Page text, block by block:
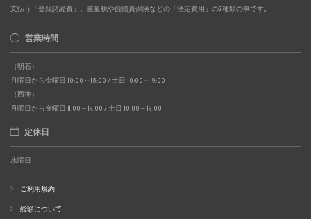
支払う「登録諸経費」。重量税や自賠責保険などの「法定費用」の2種類の事です。
営業時間
（明石）
月曜日から金曜日 10:00～18:00 / 土日 10:00～19:00
（西神）
月曜日から金曜日 11:00～19:00 / 土日 10:00～19:00
定休日
水曜日
ご利用規約
総額について